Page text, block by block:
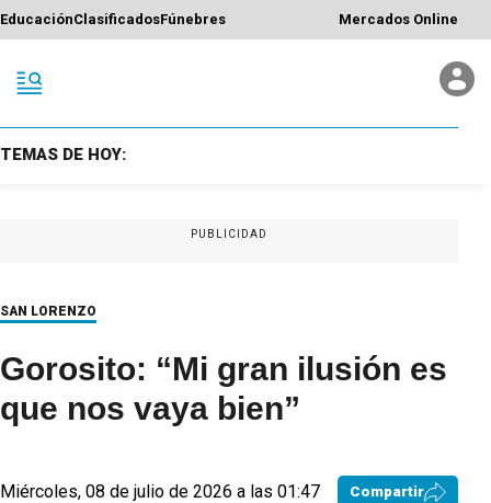
EducaciónClasificadosFúnebres Mercados Online
TEMAS DE HOY:
PUBLICIDAD
SAN LORENZO
Gorosito: “Mi gran ilusión es
que nos vaya bien”
Miércoles, 08 de julio de 2026 a las 01:47 Compartir